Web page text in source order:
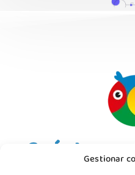
Gestionar
Cuéntanos
Solicita